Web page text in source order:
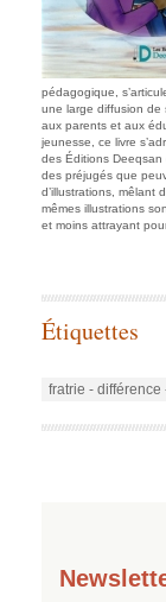
pédagogique,
une large diffusion de
aux parents et aux
jeunesse, ce livre
des Éditions Deeqsan
des préjugés que
d’illustrations, mêlant
mêmes illustrations
et moins attrayant
Étiquettes
fratrie -